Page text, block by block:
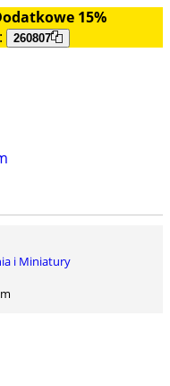
15%
260807
i Miniatury